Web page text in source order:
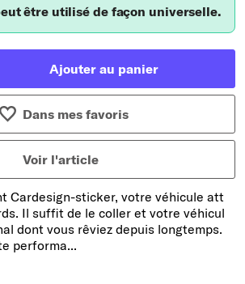
être utilisé de façon universelle.
Ajouter au panier
Dans mes favoris
Voir l'article
Cardesign-sticker, votre véhicule att
Il suffit de le coller et votre véhicul
dont vous rêviez depuis longtemps.
performa...